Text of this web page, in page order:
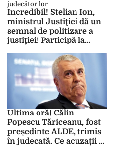
Incredibil! Stelian Ion,
ministrul Justiţiei dă un
semnal de politizare a
justiţiei! Participă la
Ultima oră! Călin
Popescu Tăriceanu, fost
președinte ALDE, trimis
în judecată. Ce acuzații i